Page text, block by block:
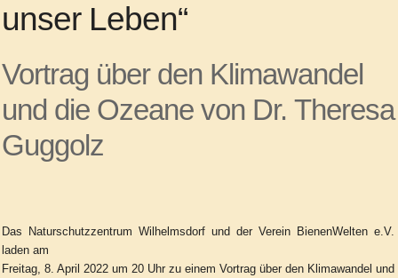
unser Leben“
Vortrag über den Klimawandel
und die Ozeane von Dr. Theresa
Guggolz
Das Naturschutzzentrum Wilhelmsdorf und der Verein BienenWelten e.V.
laden am
Freitag, 8. April 2022 um 20 Uhr zu einem Vortrag über den Klimawandel und